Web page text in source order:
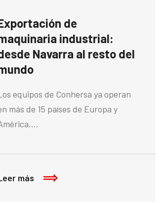
de
industrial:
Navarra al resto del
equipos de Conhersa ya operan
más de 15 países de Europa y
más